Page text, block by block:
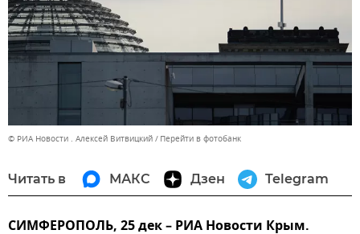
© РИА Новости . Алексей Витвицкий Перейти в фотобанк
Читать в МАКС Дзен Telegram
СИМФЕРОПОЛЬ, 25 дек – РИА Новости Крым.